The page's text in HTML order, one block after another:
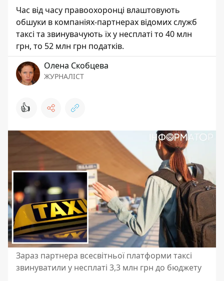
Час від часу правоохоронці влаштовують
обшуки в компаніях-партнерах відомих служб
таксі та звинувачують їх у несплаті то 40 млн
грн, то 52 млн грн податків.
Олена Скобцева
ЖУРНАЛІСТ
👍
Зараз партнера всесвітньої платформи таксі
звинуватили у несплаті 3,3 млн грн до бюджету